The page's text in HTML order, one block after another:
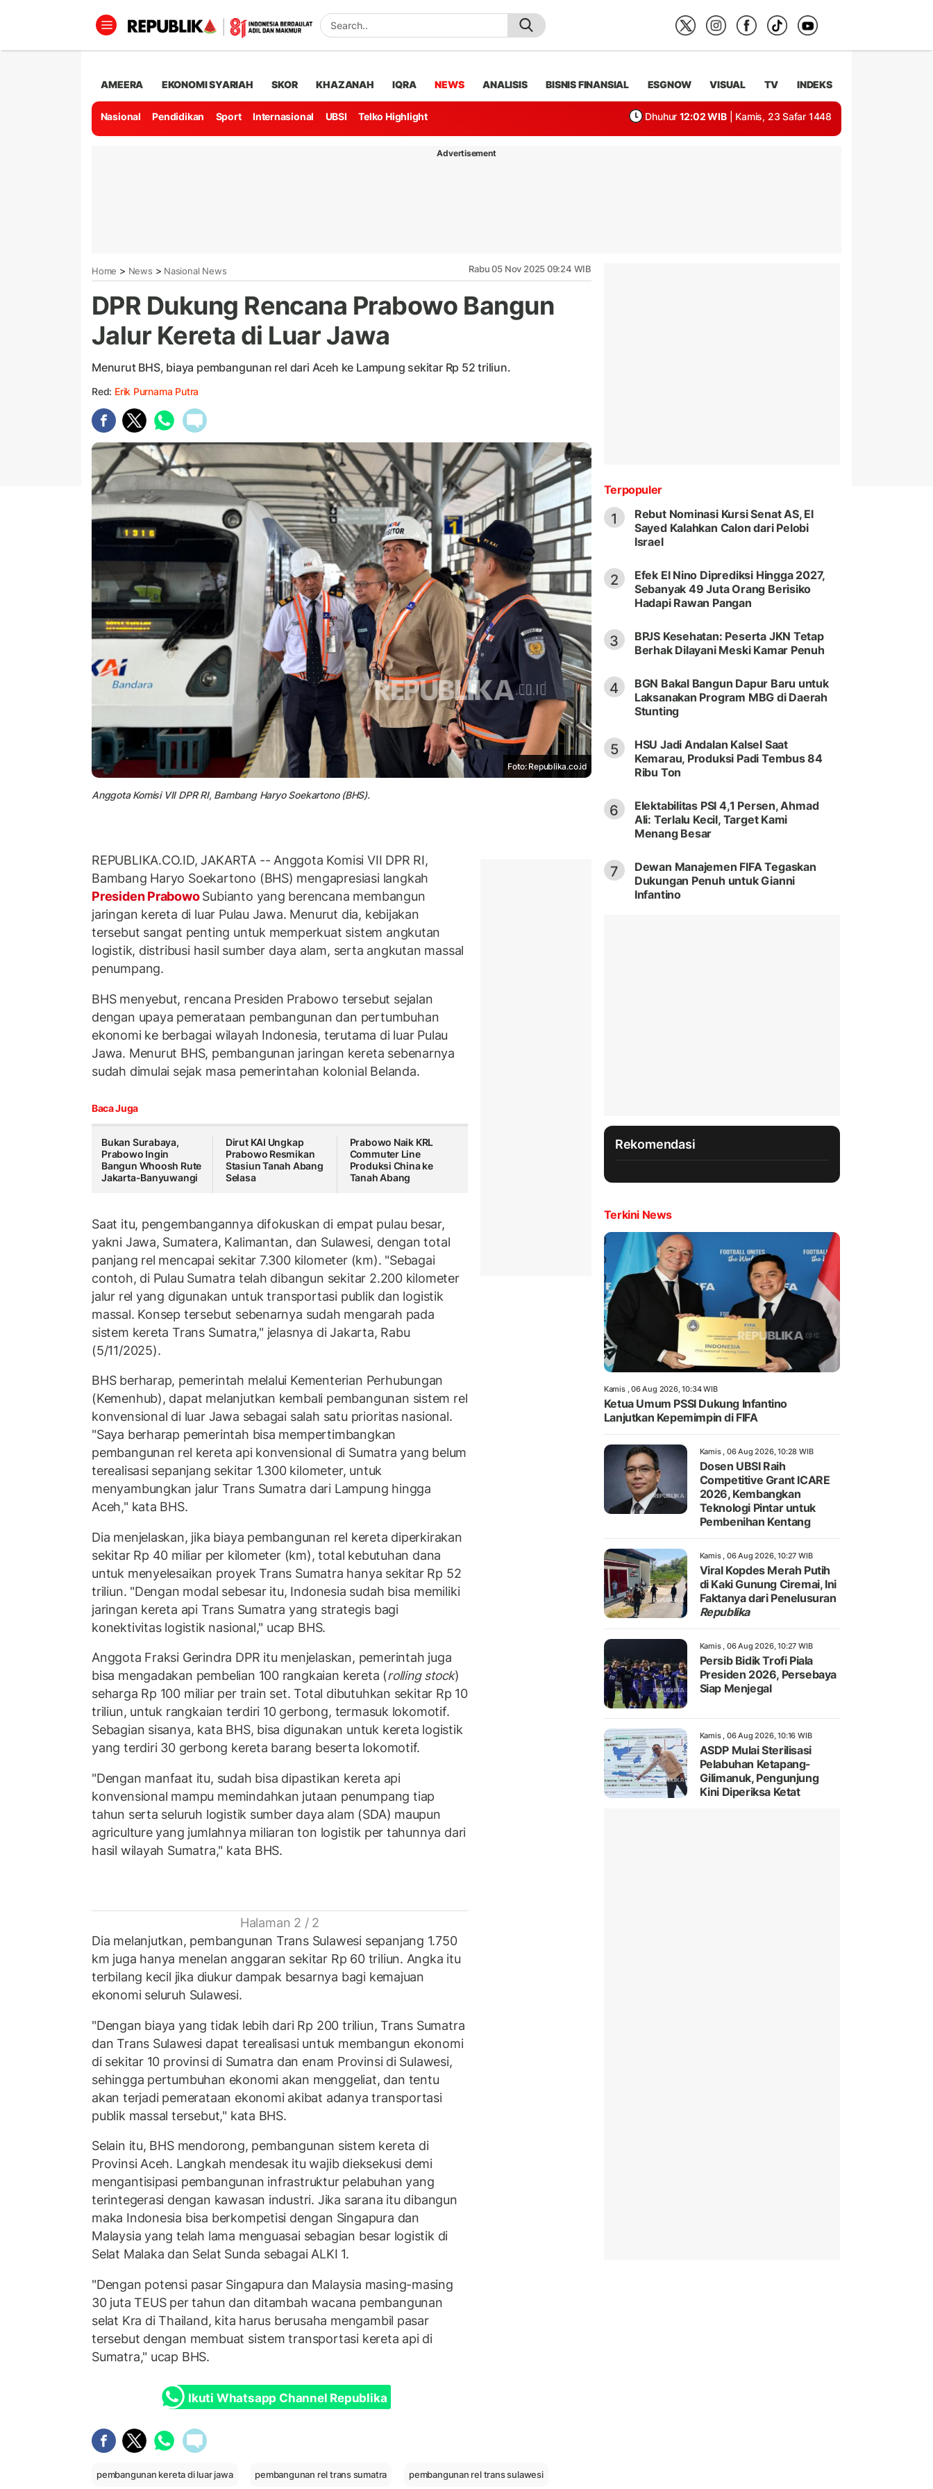
AMEERA EKONOMI SYARIAH SKOR KHAZANAH IQRA NEWS ANALISIS BISNIS FINANSIAL ESGNOW VISUAL TV INDEKS
Nasional Pendidikan Sport Internasional UBSI Telko Highlight Dhuhur 12:02 WIB | Kamis, 23 Safar 1448
Advertisement
Home > News > Nasional News Rabu 05 Nov 2025 09:24 WIB
DPR Dukung Rencana Prabowo Bangun
Jalur Kereta di Luar Jawa
Menurut BHS, biaya pembangunan rel dari Aceh ke Lampung sekitar Rp 52 triliun.
Red: Erik Purnama Putra
Foto: Republika.co.id
Anggota Komisi VII DPR RI, Bambang Haryo Soekartono (BHS).
REPUBLIKA.CO.ID, JAKARTA -- Anggota Komisi VII DPR RI,
Bambang Haryo Soekartono (BHS) mengapresiasi langkah
Presiden PrabowoSubianto yang berencana membangun
jaringan kereta di luar Pulau Jawa. Menurut dia, kebijakan
tersebut sangat penting untuk memperkuat sistem angkutan
logistik, distribusi hasil sumber daya alam, serta angkutan massal
penumpang.
BHS menyebut, rencana Presiden Prabowo tersebut sejalan
dengan upaya pemerataan pembangunan dan pertumbuhan
ekonomi ke berbagai wilayah Indonesia, terutama di luar Pulau
Jawa. Menurut BHS, pembangunan jaringan kereta sebenarnya
sudah dimulai sejak masa pemerintahan kolonial Belanda.
Baca Juga
Bukan Surabaya,
Prabowo Ingin
Bangun Whoosh Rute
Jakarta-Banyuwangi
Dirut KAI Ungkap
Prabowo Resmikan
Stasiun Tanah Abang
Selasa
Prabowo Naik KRL
Commuter Line
Produksi China ke
Tanah Abang
Saat itu, pengembangannya difokuskan di empat pulau besar,
yakni Jawa, Sumatera, Kalimantan, dan Sulawesi, dengan total
panjang rel mencapai sekitar 7.300 kilometer (km). "Sebagai
contoh, di Pulau Sumatra telah dibangun sekitar 2.200 kilometer
jalur rel yang digunakan untuk transportasi publik dan logistik
massal. Konsep tersebut sebenarnya sudah mengarah pada
sistem kereta Trans Sumatra," jelasnya di Jakarta, Rabu
(5/11/2025).
BHS berharap, pemerintah melalui Kementerian Perhubungan
(Kemenhub), dapat melanjutkan kembali pembangunan sistem rel
konvensional di luar Jawa sebagai salah satu prioritas nasional.
"Saya berharap pemerintah bisa mempertimbangkan
pembangunan rel kereta api konvensional di Sumatra yang belum
terealisasi sepanjang sekitar 1.300 kilometer, untuk
menyambungkan jalur Trans Sumatra dari Lampung hingga
Aceh," kata BHS.
Dia menjelaskan, jika biaya pembangunan rel kereta diperkirakan
sekitar Rp 40 miliar per kilometer (km), total kebutuhan dana
untuk menyelesaikan proyek Trans Sumatra hanya sekitar Rp 52
triliun. "Dengan modal sebesar itu, Indonesia sudah bisa memiliki
jaringan kereta api Trans Sumatra yang strategis bagi
konektivitas logistik nasional," ucap BHS.
Anggota Fraksi Gerindra DPR itu menjelaskan, pemerintah juga
bisa mengadakan pembelian 100 rangkaian kereta (rolling stock)
seharga Rp 100 miliar per train set. Total dibutuhkan sekitar Rp 10
triliun, untuk rangkaian terdiri 10 gerbong, termasuk lokomotif.
Sebagian sisanya, kata BHS, bisa digunakan untuk kereta logistik
yang terdiri 30 gerbong kereta barang beserta lokomotif.
"Dengan manfaat itu, sudah bisa dipastikan kereta api
konvensional mampu memindahkan jutaan penumpang tiap
tahun serta seluruh logistik sumber daya alam (SDA) maupun
agriculture yang jumlahnya miliaran ton logistik per tahunnya dari
hasil wilayah Sumatra," kata BHS.
Halaman 2 / 2
Dia melanjutkan, pembangunan Trans Sulawesi sepanjang 1.750
km juga hanya menelan anggaran sekitar Rp 60 triliun. Angka itu
terbilang kecil jika diukur dampak besarnya bagi kemajuan
ekonomi seluruh Sulawesi.
"Dengan biaya yang tidak lebih dari Rp 200 triliun, Trans Sumatra
dan Trans Sulawesi dapat terealisasi untuk membangun ekonomi
di sekitar 10 provinsi di Sumatra dan enam Provinsi di Sulawesi,
sehingga pertumbuhan ekonomi akan menggeliat, dan tentu
akan terjadi pemerataan ekonomi akibat adanya transportasi
publik massal tersebut," kata BHS.
Selain itu, BHS mendorong, pembangunan sistem kereta di
Provinsi Aceh. Langkah mendesak itu wajib dieksekusi demi
mengantisipasi pembangunan infrastruktur pelabuhan yang
terintegerasi dengan kawasan industri. Jika sarana itu dibangun
maka Indonesia bisa berkompetisi dengan Singapura dan
Malaysia yang telah lama menguasai sebagian besar logistik di
Selat Malaka dan Selat Sunda sebagai ALKI 1.
"Dengan potensi pasar Singapura dan Malaysia masing-masing
30 juta TEUS per tahun dan ditambah wacana pembangunan
selat Kra di Thailand, kita harus berusaha mengambil pasar
tersebut dengan membuat sistem transportasi kereta api di
Sumatra," ucap BHS.
Ikuti Whatsapp Channel Republika
pembangunan kereta di luar jawa pembangunan rel trans sumatra pembangunan rel trans sulawesi
Terpopuler
1
Rebut Nominasi Kursi Senat AS, El
Sayed Kalahkan Calon dari Pelobi
Israel
2
Efek El Nino Diprediksi Hingga 2027,
Sebanyak 49 Juta Orang Berisiko
Hadapi Rawan Pangan
3
BPJS Kesehatan: Peserta JKN Tetap
Berhak Dilayani Meski Kamar Penuh
4
BGN Bakal Bangun Dapur Baru untuk
Laksanakan Program MBG di Daerah
Stunting
5
HSU Jadi Andalan Kalsel Saat
Kemarau, Produksi Padi Tembus 84
Ribu Ton
6
Elektabilitas PSI 4,1 Persen, Ahmad
Ali: Terlalu Kecil, Target Kami
Menang Besar
7
Dewan Manajemen FIFA Tegaskan
Dukungan Penuh untuk Gianni
Infantino
Rekomendasi
Terkini News
Kamis , 06 Aug 2026, 10:34 WIB
Ketua Umum PSSI Dukung Infantino
Lanjutkan Kepemimpin di FIFA
Kamis , 06 Aug 2026, 10:28 WIB
Dosen UBSI Raih
Competitive Grant ICARE
2026, Kembangkan
Teknologi Pintar untuk
Pembenihan Kentang
Kamis , 06 Aug 2026, 10:27 WIB
Viral Kopdes Merah Putih
di Kaki Gunung Ciremai, Ini
Faktanya dari Penelusuran
Republika
Kamis , 06 Aug 2026, 10:27 WIB
Persib Bidik Trofi Piala
Presiden 2026, Persebaya
Siap Menjegal
Kamis , 06 Aug 2026, 10:16 WIB
ASDP Mulai Sterilisasi
Pelabuhan Ketapang-
Gilimanuk, Pengunjung
Kini Diperiksa Ketat